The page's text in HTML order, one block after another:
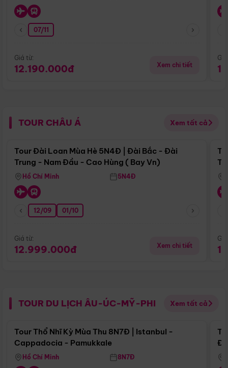
07/11
Giá từ:
12.190.000đ Xem chi tiết
TOUR CHÂU Á Xem tất cả
Điểm nổi bật
Tour Đài Loan Mùa Hè 5N4Đ | Đài Bắc - Đài
Trung - Nam Đầu - Cao Hùng ( Bay Vn)
Hồ Chí Minh 5N4Đ
12/09 01/10
Giá từ:
12.999.000đ Xem chi tiết
TOUR DU LỊCH ÂU-ÚC-MỸ-PHI Xem tất cả
Điểm nổi bật
Tour Thổ Nhĩ Kỳ Mùa Thu 8N7Đ | Istanbul -
Cappadocia - Pamukkale
Hồ Chí Minh 8N7Đ